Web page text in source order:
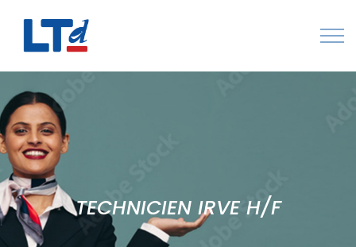
Numéro Vert : 0805 034 036
Qui sommes-nous
Rejoignez LTd
Contactez-nousTECHNICIEN IRVE H/F